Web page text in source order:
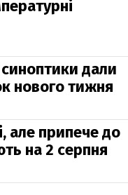
дали
нового тижня
але припече до
на 2 серпня